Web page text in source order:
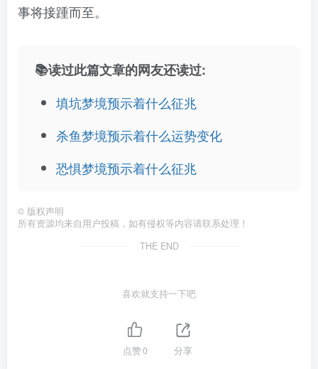
事将接踵而至。
📚读过此篇文章的网友还读过:
填坑梦境预示着什么征兆
杀鱼梦境预示着什么运势变化
恐惧梦境预示着什么征兆
© 版权声明
所有资源均来自用户投稿，如有侵权等内容请联系处理！
THE END
喜欢就支持一下吧
点赞0 分享